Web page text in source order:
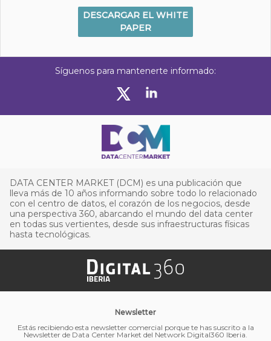
DESCARGAR EL WHITE
PAPER
Síguenos para mantenerte informado:
DATA CENTER MARKET (DCM) es una publicación que
lleva más de 10 años informando sobre todo lo relacionado
con el centro de datos, el corazón de los negocios, desde
una perspectiva 360, abarcando el mundo del data center
en todas sus vertientes, desde sus infraestructuras físicas
hasta tecnológicas.
Newsletter
Estás recibiendo esta newsletter comercial porque te has suscrito a la
Newsletter de Data Center Market del Network Digital360 Iberia.